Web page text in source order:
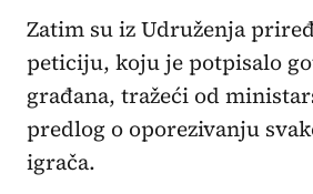
Zatim su iz Udruženja
peticiju, koju je potpisalo
građana, tražeći od
predlog o oporezivanju
igrača.